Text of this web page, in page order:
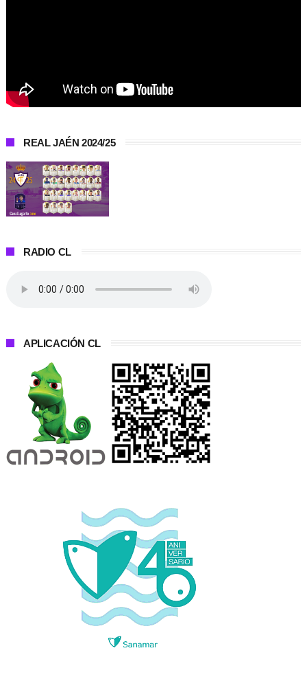
REAL JAÉN 2024/25
RADIO CL
APLICACIÓN CL